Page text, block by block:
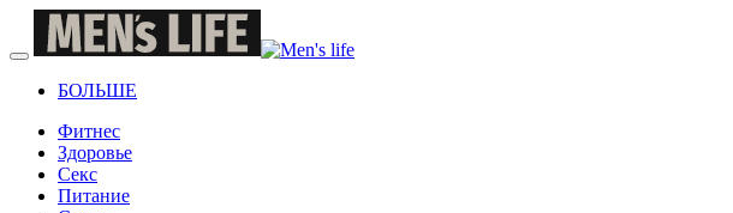
БОЛЬШЕ
Фитнес
Здоровье
Секс
Питание